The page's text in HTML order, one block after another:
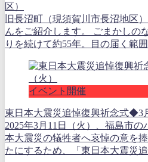
区）
旧長沼町（現須賀川市長沼地区
んをご紹介します。 ごまかしの
りを続けて約55年。目の届く範
イベント開催
東日本大震災追悼復興祈念式◆3
2025年3月11日（火）、福島市の
本大震災の犠牲者へ哀悼の意を
たにするため、「東日本大震災